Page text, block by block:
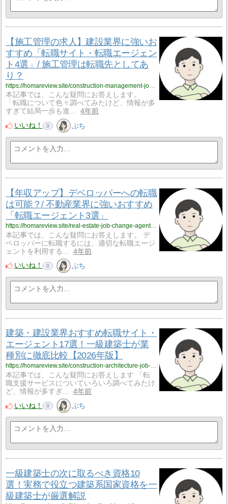
【施工管理の求人】建設業界に強いお
すすめ「転職サイト・転職エージェン
ト4選」/ 施工管理は転職先としてあ
り？
https://homareview.site/construction-management-job-change-agent-site-recommendation/
本記事では、こんな疑問にお答えします。
「転職について色々調べてみたけど、情報が多
すぎて結局一歩も進…
4年前
いいね！
0 ぶち
【年収アップ】デベロッパーへの転職
は可能？/ 不動産業界に強いおすすめ
「転職エージェント3選」
https://homareview.site/real-estate-job-change-agent-site-recommendation/
本記事では、こんな疑問にお答えします。 デ
ベロッパーに転職するには、適切な転職エージ
ェントを利用する…
4年前
いいね！
0 ぶち
建築・建設業界おすすめ転職サイト・
エージェント17選！一級建築士が業
種別に徹底比較【2026年版】
https://homareview.site/construction-architecture-job-change-agent-site-recommendation/
本記事では、こんな疑問にお答えします 「転
職支援サービスについていろいろ調べてみたけ
ど、情報が多すぎ…
4年前
いいね！
0 ぶち
一級建築士の次に取るべき資格10
選！実務で役立つ建築系国家資格を一
級建築士が厳選解説